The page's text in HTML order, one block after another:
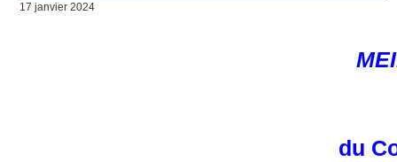
17 janvier 2024
du